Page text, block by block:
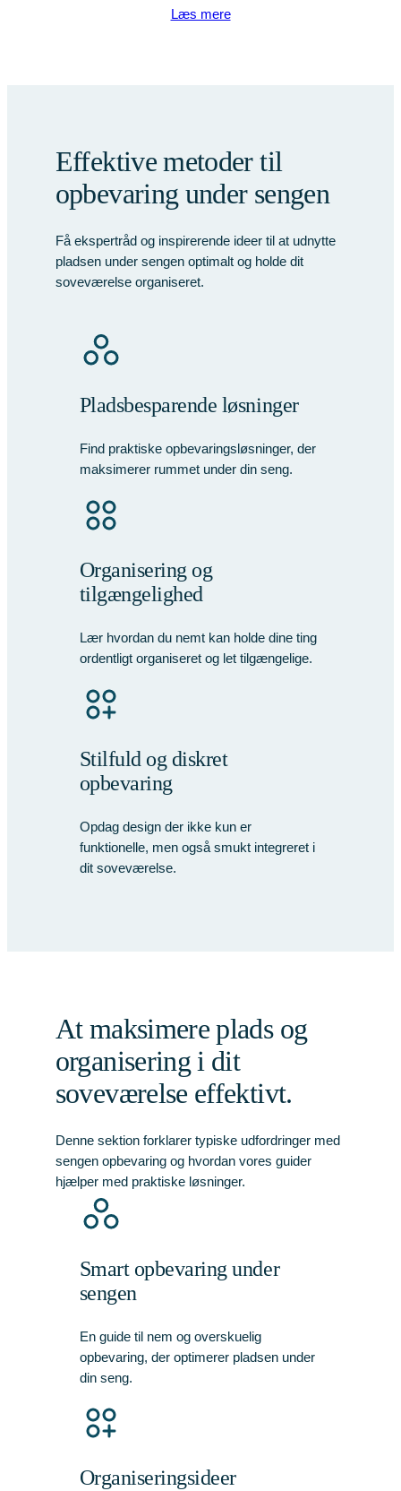
Læs mere
Effektive metoder til
opbevaring under sengen
Få ekspertråd og inspirerende ideer til at udnytte
pladsen under sengen optimalt og holde dit
soveværelse organiseret.
Pladsbesparende løsninger
Find praktiske opbevaringsløsninger, der
maksimerer rummet under din seng.
Organisering og
tilgængelighed
Lær hvordan du nemt kan holde dine ting
ordentligt organiseret og let tilgængelige.
Stilfuld og diskret
opbevaring
Opdag design der ikke kun er
funktionelle, men også smukt integreret i
dit soveværelse.
At maksimere plads og
organisering i dit
soveværelse effektivt.
Denne sektion forklarer typiske udfordringer med
sengen opbevaring og hvordan vores guider
hjælper med praktiske løsninger.
Smart opbevaring under
sengen
En guide til nem og overskuelig
opbevaring, der optimerer pladsen under
din seng.
Organiseringsideer